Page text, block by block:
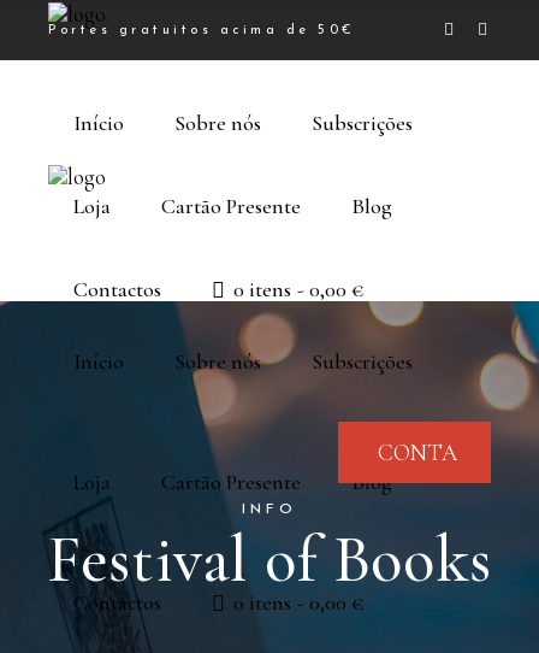
Portes gratuitos acima de 50€
Início Sobre nós Subscrições
Loja Cartão Presente Blog
Contactos 0 itens 0,00 €
CONTA
Início Sobre nós Subscrições
Loja Cartão Presente Blog
Contactos 0 itens 0,00 €
INFO
Festival of Books